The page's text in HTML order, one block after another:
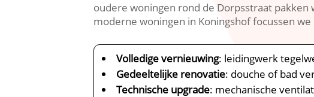
oudere woningen rond de Dorpsstraat
moderne woningen in Koningshof focussen
Volledige vernieuwing: leidingwerk
Gedeeltelijke renovatie: douche of bad
Technische upgrade: mechanische